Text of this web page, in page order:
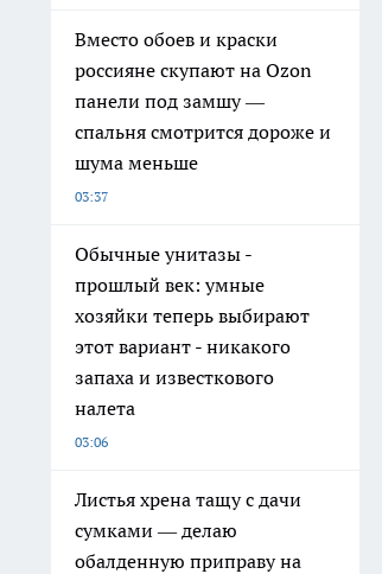
Вместо обоев и краски
россияне скупают на Ozon
панели под замшу —
спальня смотрится дороже и
шума меньше
03:37
Обычные унитазы -
прошлый век: умные
хозяйки теперь выбирают
этот вариант - никакого
запаха и известкового
налета
03:06
Листья хрена тащу с дачи
сумками — делаю
обалденную приправу на